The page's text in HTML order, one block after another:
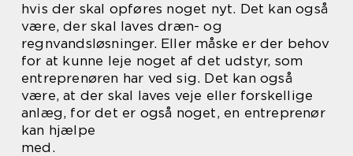
hvis der skal opføres noget nyt. Det kan også
være, der skal laves dræn- og
regnvandsløsninger. Eller måske er der behov
for at kunne leje noget af det udstyr, som
entreprenøren har ved sig. Det kan også
være, at der skal laves veje eller forskellige
anlæg, for det er også noget, en entreprenør
kan hjælpe
med.